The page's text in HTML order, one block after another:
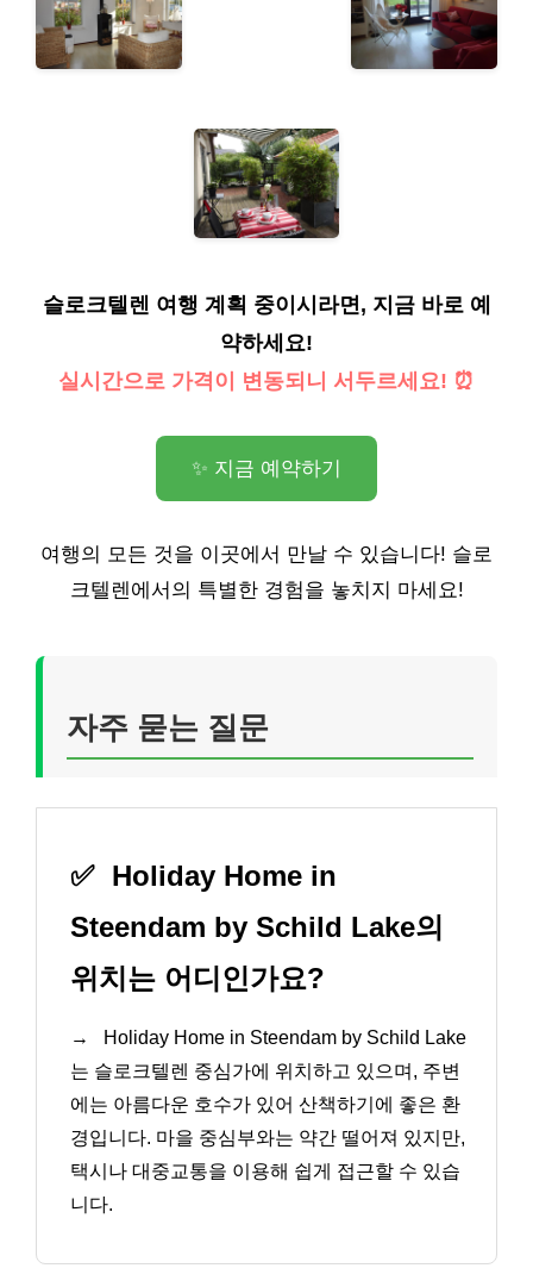
슬로크텔렌 여행 계획 중이시라면, 지금 바로 예
약하세요!
실시간으로 가격이 변동되니 서두르세요! ⏰
✨ 지금 예약하기
여행의 모든 것을 이곳에서 만날 수 있습니다! 슬로
크텔렌에서의 특별한 경험을 놓치지 마세요!
자주 묻는 질문
✅ Holiday Home in
Steendam by Schild Lake의
위치는 어디인가요?
→
Holiday Home in Steendam by Schild Lake
는 슬로크텔렌 중심가에 위치하고 있으며, 주변
에는 아름다운 호수가 있어 산책하기에 좋은 환
경입니다. 마을 중심부와는 약간 떨어져 있지만,
택시나 대중교통을 이용해 쉽게 접근할 수 있습
니다.